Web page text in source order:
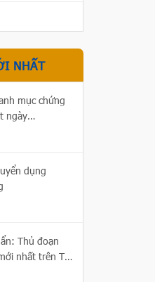
NHẤT
mục chứng
ngày
dụng
Thủ đoạn
nhất trên Thị